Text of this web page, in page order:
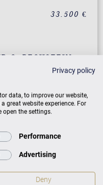
33.500 €
C. BECHSTEIN
Privacy policy
data, to improve our website,
great website experience. For
open the settings.
Performance
Advertising
Deny